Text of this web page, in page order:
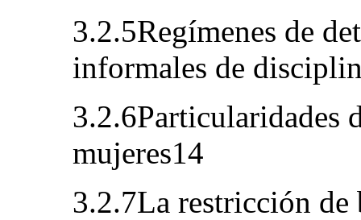
3.2.5Regímenes de
informales de
3.2.6Particularidades
mujeres14
3.2.7La restricción